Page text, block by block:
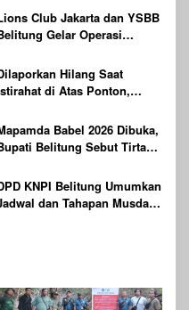
Club Jakarta dan YSBB
Gelar Operasi
Targetkan 100 Peserta
Hilang Saat
di Atas Ponton,
Babel 2026 Dibuka,
Belitung Sebut Tirta
KNPI Belitung Umumkan
dan Tahapan Musda